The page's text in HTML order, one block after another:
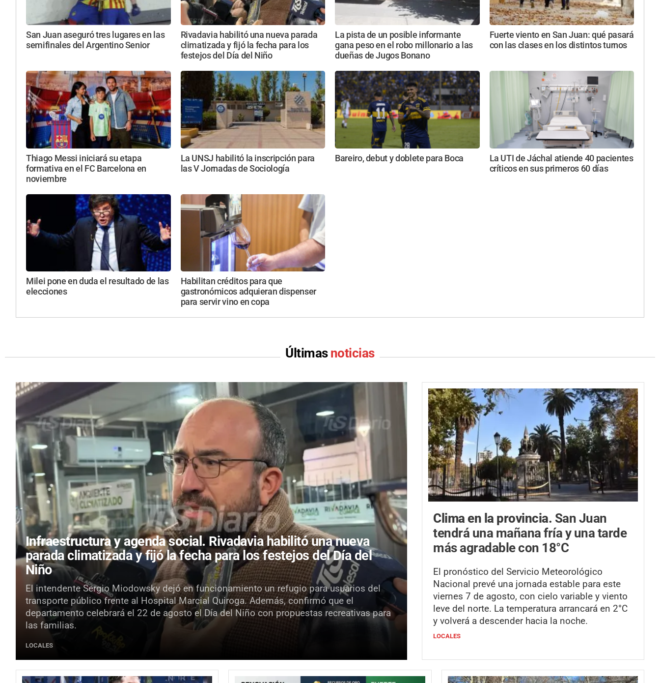
San Juan aseguró tres lugares en las
semifinales del Argentino Senior
Rivadavia habilitó una nueva parada
climatizada y fijó la fecha para los
festejos del Día del Niño
La pista de un posible informante
gana peso en el robo millonario a las
dueñas de Jugos Bonano
Fuerte viento en San Juan: qué pasará
con las clases en los distintos turnos
Thiago Messi iniciará su etapa
formativa en el FC Barcelona en
noviembre
La UNSJ habilitó la inscripción para
las V Jornadas de Sociología
Bareiro, debut y doblete para Boca
La UTI de Jáchal atiende 40 pacientes
críticos en sus primeros 60 días
Milei pone en duda el resultado de las
elecciones
Habilitan créditos para que
gastronómicos adquieran dispenser
para servir vino en copa
Últimas noticias
Infraestructura y agenda social. Rivadavia habilitó una nueva
parada climatizada y fijó la fecha para los festejos del Día del
Niño
El intendente Sergio Miodowsky dejó en funcionamiento un refugio para usuarios del
transporte público frente al Hospital Marcial Quiroga. Además, confirmó que el
departamento celebrará el 22 de agosto el Día del Niño con propuestas recreativas para
las familias.
LOCALES
Clima en la provincia. San Juan
tendrá una mañana fría y una tarde
más agradable con 18°C
El pronóstico del Servicio Meteorológico
Nacional prevé una jornada estable para este
viernes 7 de agosto, con cielo variable y viento
leve del norte. La temperatura arrancará en 2°C
y volverá a descender hacia la noche.
LOCALES